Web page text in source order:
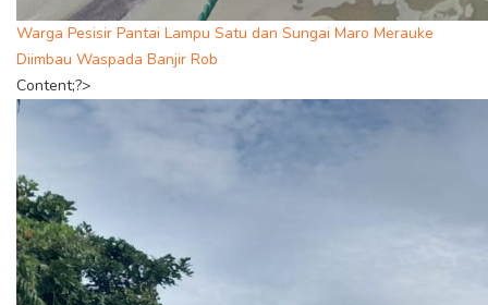
Warga Pesisir Pantai Lampu Satu dan Sungai Maro Merauke
Diimbau Waspada Banjir Rob
Content;?>